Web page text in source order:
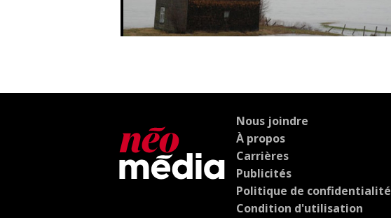
Nous joindre
À propos
Carrières
Publicités
Politique de confidentialité
Condition d'utilisation